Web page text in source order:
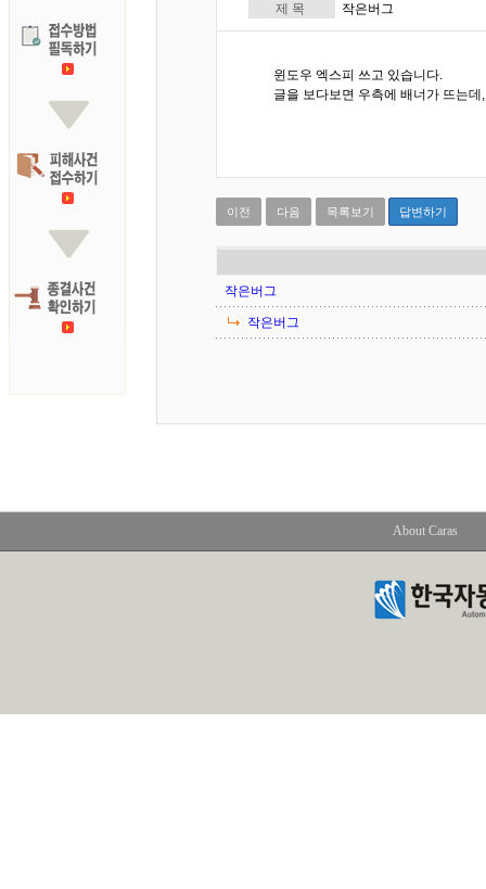
제 목 작은버그
윈도우 엑스피 쓰고 있습니다.
글을 보다보면 우측에 배너가 뜨는
이전 다음 목록보기 답변하기
작은버그
작은버그
About Caras